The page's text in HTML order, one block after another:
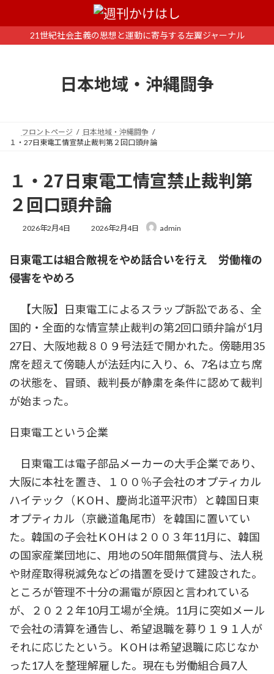
ン
ー
21世紀社会主義の思想と運動に寄与する左翼ジャーナル
日本地域・沖縄闘争
フロントページ
日本地域・沖縄闘争
１・27日東電工情宣禁止裁判第２回口頭弁論
１・27日東電工情宣禁止裁判第
２回口頭弁論
2026年2月4日
最
新
2026年2月4日 admin
日東電工は組合敵視をやめ話合いを行え 労働権の
侵害をやめろ
【大阪】日東電工によるスラップ訴訟である、全
国的・全面的な情宣禁止裁判の第2回口頭弁論が1月
27日、大阪地裁８０９号法廷で開かれた。傍聴用35
席を超えて傍聴人が法廷内に入り、6、7名は立ち席
の状態を、冒頭、裁判長が静粛を条件に認めて裁判
が始まった。
日東電工という企業
日東電工は電子部品メーカーの大手企業であり、
大阪に本社を置き、１００％子会社のオプティカル
ハイテック（ＫОＨ、慶尚北道平沢市）と韓国日東
オプティカル（京畿道亀尾市）を韓国に置いてい
た。韓国の子会社ＫОＨは２００３年11月に、韓国
の国家産業団地に、用地の50年間無償貸与、法人税
や財産取得税減免などの措置を受けて建設された。
ところが管理不十分の漏電が原因と言われている
が、２０２２年10月工場が全焼。11月に突如メール
で会社の清算を通告し、希望退職を募り１９１人が
それに応じたという。ＫОＨは希望退職に応じなか
った17人を整理解雇した。現在も労働組合員7人